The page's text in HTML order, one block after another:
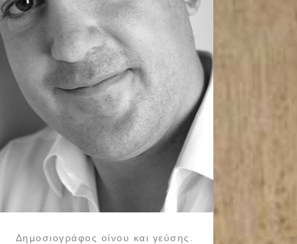
Δημοσιογράφος οίνου και γεύσης.